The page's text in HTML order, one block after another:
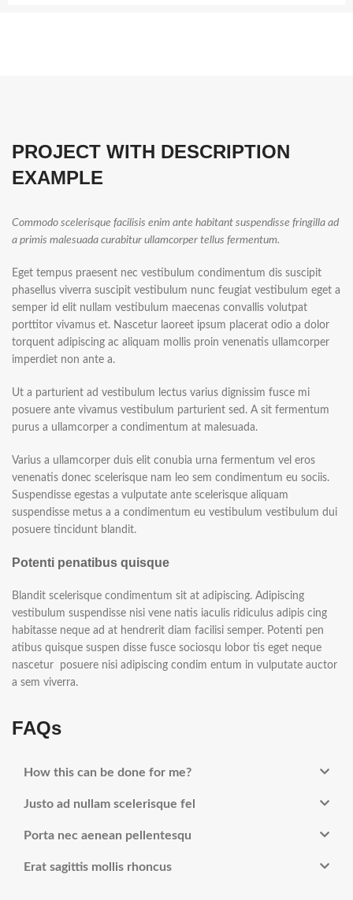
PROJECT WITH DESCRIPTION
EXAMPLE
Commodo scelerisque facilisis enim ante habitant suspendisse fringilla ad
a primis malesuada curabitur ullamcorper tellus fermentum.
Eget tempus praesent nec vestibulum condimentum dis suscipit
phasellus viverra suscipit vestibulum nunc feugiat vestibulum eget a
semper id elit nullam vestibulum maecenas convallis volutpat
porttitor vivamus et. Nascetur laoreet ipsum placerat odio a dolor
torquent adipiscing ac aliquam mollis proin venenatis ullamcorper
imperdiet non ante a.
Ut a parturient ad vestibulum lectus varius dignissim fusce mi
posuere ante vivamus vestibulum parturient sed. A sit fermentum
purus a ullamcorper a condimentum at malesuada.
Varius a ullamcorper duis elit conubia urna fermentum vel eros
venenatis donec scelerisque nam leo sem condimentum eu sociis.
Suspendisse egestas a vulputate ante scelerisque aliquam
suspendisse metus a a condimentum eu vestibulum vestibulum dui
posuere tincidunt blandit.
Potenti penatibus quisque
Blandit scelerisque condimentum sit at adipiscing. Adipiscing
vestibulum suspendisse nisi vene natis iaculis ridiculus adipis cing
habitasse neque ad at hendrerit diam facilisi semper. Potenti pen
atibus quisque suspen disse fusce sociosqu lobor tis eget neque
nascetur posuere nisi adipiscing condim entum in vulputate auctor
a sem viverra.
FAQs
How this can be done for me?
Justo ad nullam scelerisque fel
Porta nec aenean pellentesqu
Erat sagittis mollis rhoncus